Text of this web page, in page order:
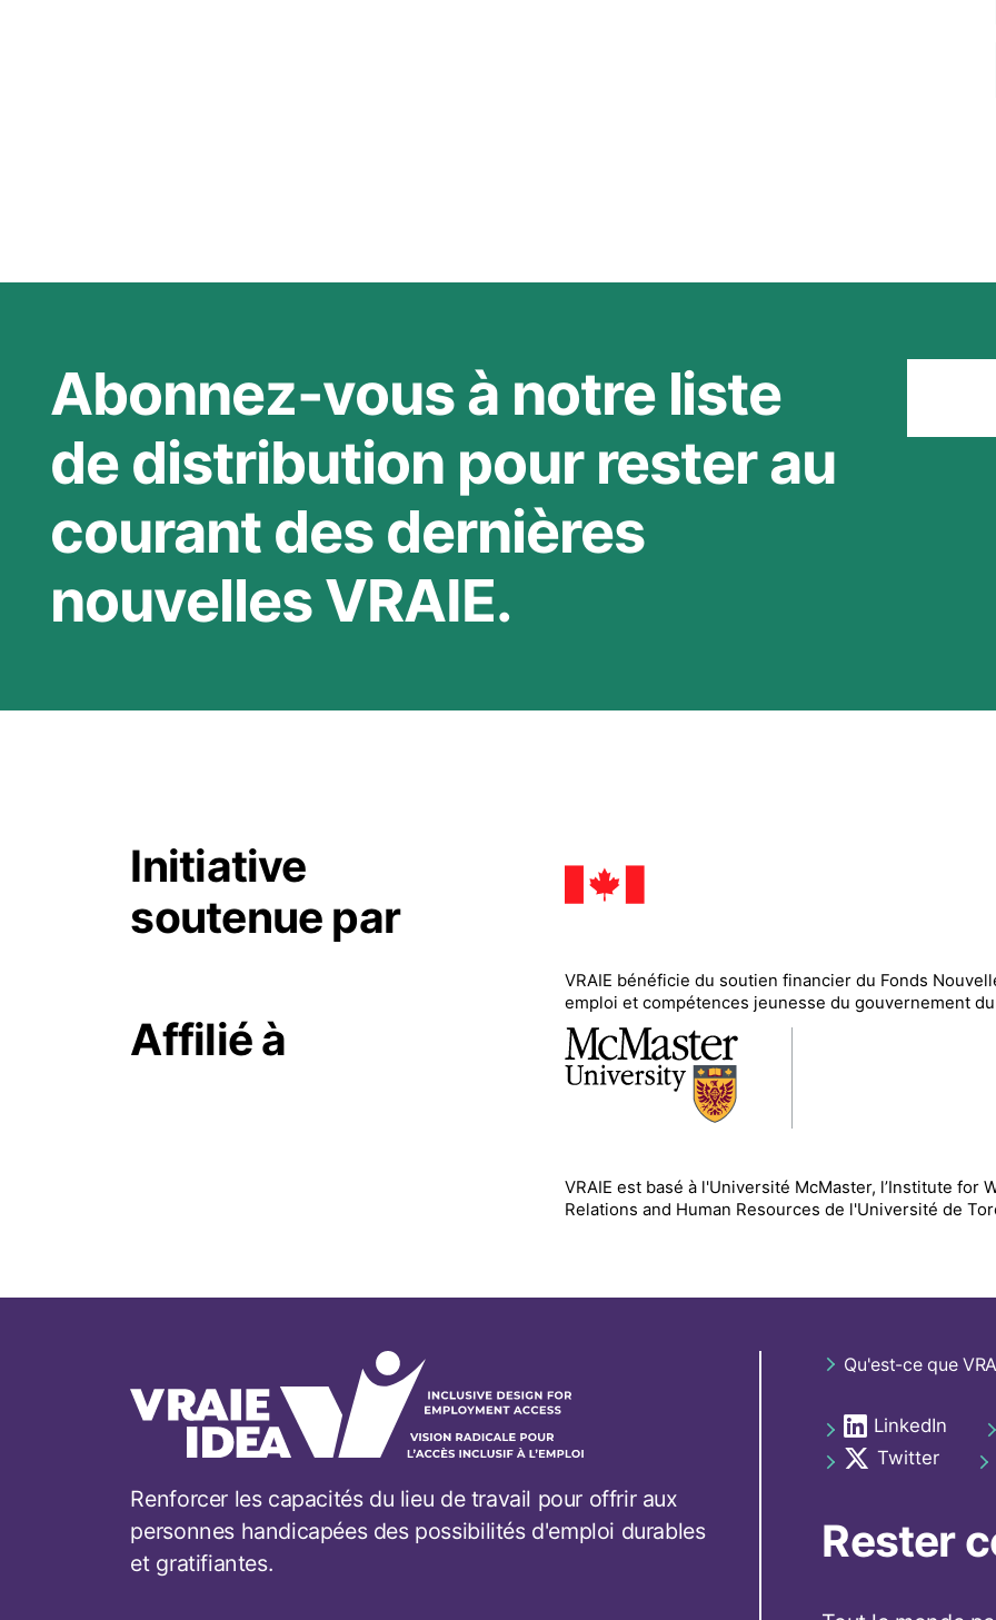
Abonnez-vous à notre liste
de distribution pour rester au
courant des dernières
nouvelles VRAIE.
Initiative
soutenue par
VRAIE bénéficie du soutien financier du Fonds
emploi et compétences jeunesse du gouvernement du
Affilié à
VRAIE est basé à l'Université McMaster, l’Institute for
Relations and Human Resources de l'Université de
Renforcer les capacités du lieu de travail pour offrir aux
personnes handicapées des possibilités d'emploi durables
et gratifiantes.
Footer
Qu'est-ce que
Social
links
LinkedIn
opens in a new
Twitter
opens in a new
Rester